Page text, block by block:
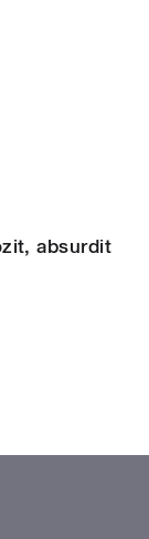
absurdit